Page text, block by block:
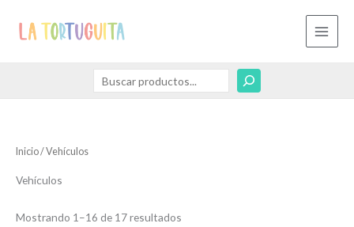
c
a
Inicio/ Vehículos
Vehículos
Mostrando 1–16 de 17 resultados